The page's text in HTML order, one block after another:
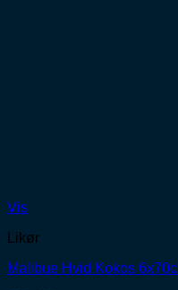
Vis
Likør
Malibue Hvid Kokos 6x70cl